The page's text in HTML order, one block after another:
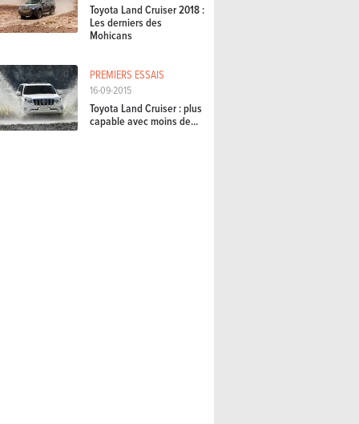
Toyota Land Cruiser 2018 :
Les derniers des
Mohicans
PREMIERS ESSAIS
16-09-2015
Toyota Land Cruiser : plus
capable avec moins de...